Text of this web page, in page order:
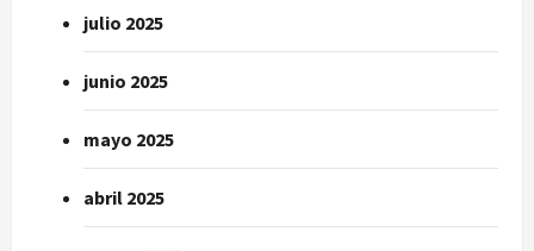
julio 2025
junio 2025
mayo 2025
abril 2025